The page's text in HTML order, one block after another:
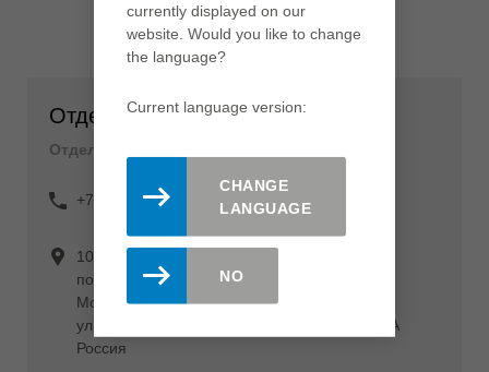
Отдел кадров
Отдел кадров
+7 (495) 120 11 70
108820, г. Москва,
поселение Мосрентген, поселок Завода
Мосрентген,
улица Героя России Соломатина,двлд.6,к.9А
Россия
currently displayed on our
website. Would you like to change
the language?
Current language version:
CHANGE
LANGUAGE
NO